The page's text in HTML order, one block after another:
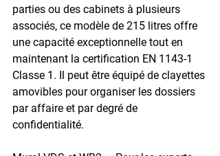
parties ou des cabinets à plusieurs
associés, ce modèle de 215 litres offre
une capacité exceptionnelle tout en
maintenant la certification EN 1143-1
Classe 1. Il peut être équipé de clayettes
amovibles pour organiser les dossiers
par affaire et par degré de
confidentialité.